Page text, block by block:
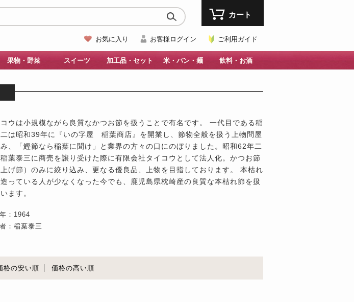
お気に入り お客様ログイン ご利用ガイド
カート
果物・野菜 スイーツ 加工品・セット 米・パン・麺 飲料・お酒
ウは小規模ながら良質なかつお節を扱うことで有名です。 一代目である稲
は昭和39年に『いの字屋 稲葉商店』を開業し、節物全般を扱う上物問屋
、「鰹節なら稲葉に聞け」と業界の方々の口にのぼりました。昭和62年二
葉泰三に商売を譲り受けた際に有限会社タイコウとして法人化。かつお節
上げ節）のみに絞り込み、更なる優良品、上物を目指しております。 本枯れ
っている人が少なくなった今でも、鹿児島県枕崎産の良質な本枯れ節を扱
ます。
：1964
：稲葉泰三
格の安い順 価格の高い順